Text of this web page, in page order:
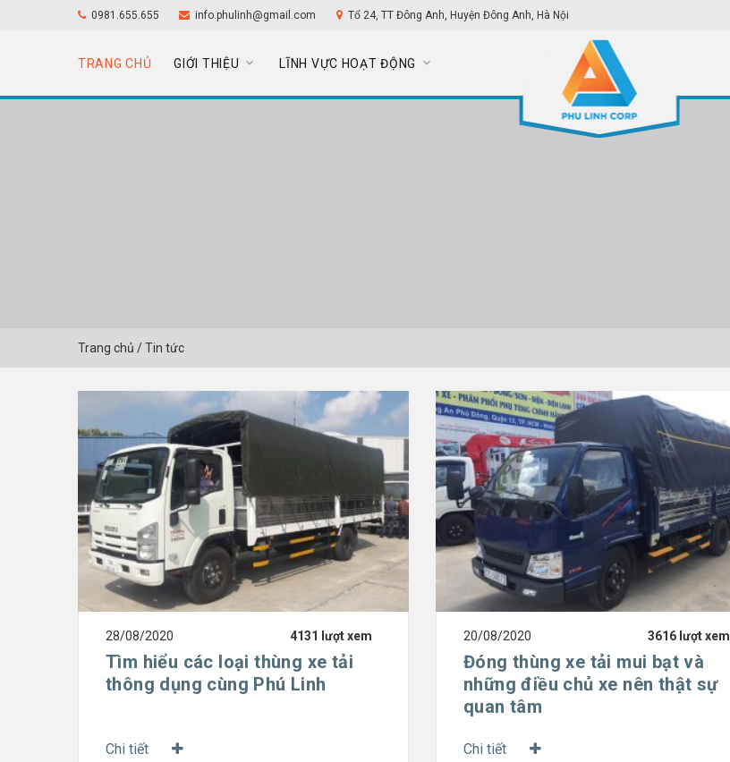
0981.655.655 info.phulinh@gmail.com Tổ 24, TT Đông Anh, Huyện Đông Anh, Hà Nội
TRANG CHỦ GIỚI THIỆU LĨNH VỰC HOẠT ĐỘNG
Trang chủ /Tin tức
28/08/2020 4131 lượt xem
Tìm hiểu các loại thùng xe tải
thông dụng cùng Phú Linh
Chi tiết
20/08/2020 3616 lượt xem
Đóng thùng xe tải mui bạt và
những điều chủ xe nên thật sự
quan tâm
Chi tiết